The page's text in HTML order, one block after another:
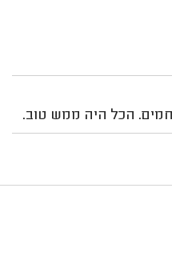
חמים. הכל היה ממש טוב.